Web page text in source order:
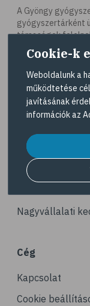
# hal
#
# omega-3
# A-vitamin
# ásványi
# ízületi
# ízületek
# csontok
# porckopás
# csonttörés
#
# köszvény
A Gyöngy
gyógyszertárként
társaságok
működésért. A
elérhetőségeit a
tekintheti meg.
Navigáció
Gyöngy Patika
Nagyvállalati
Cég
Kapcsolat
Cookie
Cookie-k
Weboldalunk a
működtetése
javításának
információk az